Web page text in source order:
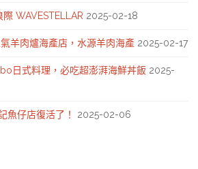
際 WAVESTELLAR 2025-02-18
氣羊肉爐海產店，水源羊肉海產 2025-02-17
日式料理，必吃超澎湃海鮮丼飯 2025-
魚仔店復活了！ 2025-02-06